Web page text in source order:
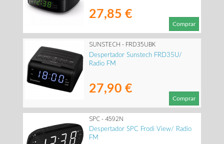
27,85 €
Comprar
SUNSTECH - FRD35UBK
Despertador Sunstech FRD35U/
Radio FM
27,90 €
Comprar
SPC - 4592N
Despertador SPC Frodi View/ Radio
FM